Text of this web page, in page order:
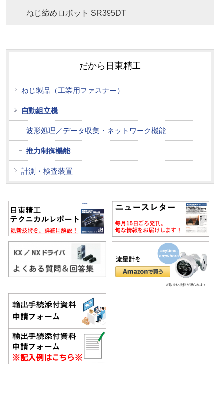
ねじ締めロボット SR395DT
だから日東精工
ねじ製品（工業用ファスナー）
自動組立機
波形処理／データ収集・ネットワーク機能
推力制御機能
計測・検査装置